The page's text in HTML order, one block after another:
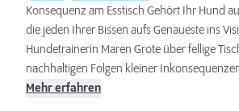
Konsequenz am Esstisch Gehört Ihr Hund auch zu jener Spezies,
die jeden Ihrer Bissen aufs Genaueste ins
Hundetrainerin Maren Grote über fellige
nachhaltigen Folgen kleiner
Mehr erfahren